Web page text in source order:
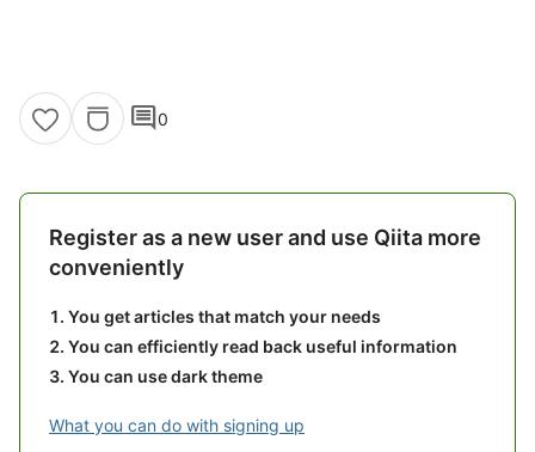
comment0
Register as a new user and use Qiita more
conveniently
You get articles that match your needs
You can efficiently read back useful information
You can use dark theme
What you can do with signing up